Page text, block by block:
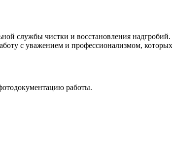
службы чистки и восстановления
с уважением и профессионализмом,
работы.